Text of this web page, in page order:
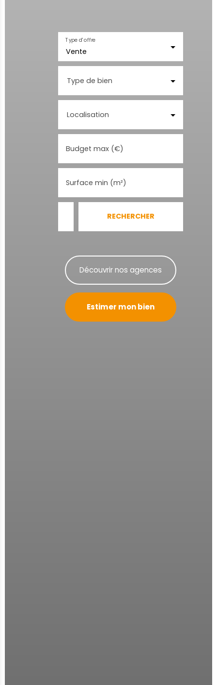
Vente
Type d'offre
Type de bien
Localisation
Budget max (€)
Surface min (m²)
RECHERCHER
Découvrir nos agences
Estimer mon bien